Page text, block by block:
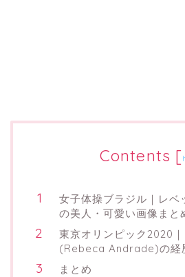
Contents [
女子体操ブラジル｜レベ
の美人・可愛い画像まと
東京オリンピック2020
(Rebeca Andrade)の経
まとめ